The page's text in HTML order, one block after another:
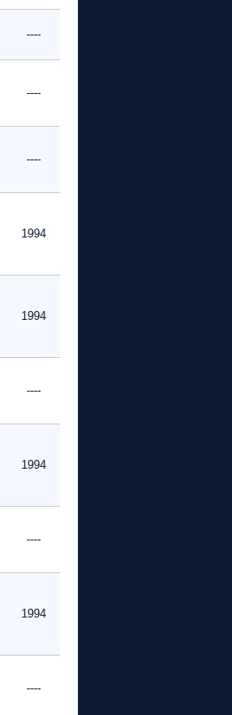
----
----
----
1994
1994
----
1994
----
1994
----